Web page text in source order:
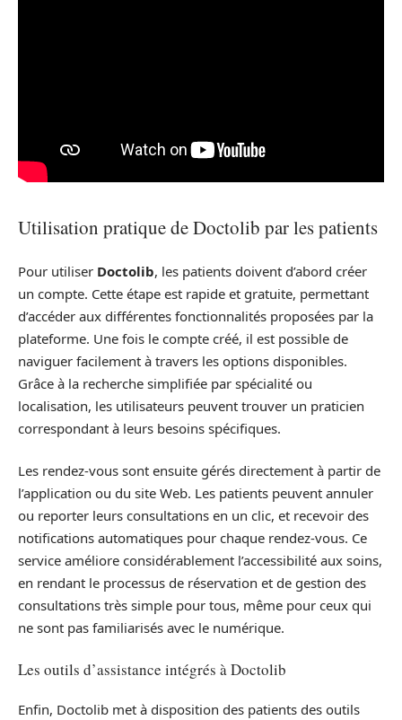
Utilisation pratique de Doctolib par les patients
Pour utiliser Doctolib, les patients doivent d’abord créer
un compte. Cette étape est rapide et gratuite, permettant
d’accéder aux différentes fonctionnalités proposées par la
plateforme. Une fois le compte créé, il est possible de
naviguer facilement à travers les options disponibles.
Grâce à la recherche simplifiée par spécialité ou
localisation, les utilisateurs peuvent trouver un praticien
correspondant à leurs besoins spécifiques.
Les rendez-vous sont ensuite gérés directement à partir de
l’application ou du site Web. Les patients peuvent annuler
ou reporter leurs consultations en un clic, et recevoir des
notifications automatiques pour chaque rendez-vous. Ce
service améliore considérablement l’accessibilité aux soins,
en rendant le processus de réservation et de gestion des
consultations très simple pour tous, même pour ceux qui
ne sont pas familiarisés avec le numérique.
Les outils d’assistance intégrés à Doctolib
Enfin, Doctolib met à disposition des patients des outils